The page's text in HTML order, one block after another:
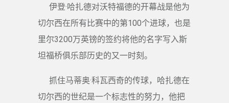
伊登·哈扎德对沃特福德的开幕战是他为
切尔西在所有比赛中的第100个进球，也是
里尔3200万英镑的签约将他的名字写入斯
坦福桥俱乐部历史的又一时刻。
抓住马蒂奥·科瓦西奇的传球，哈扎德在
切尔西的世纪是一个标志性的努力，他把